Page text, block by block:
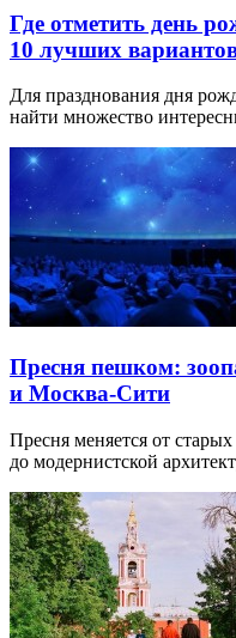
Где отметить день
10 лучших
Для празднования дня
найти множество
Пресня пешком:
и Москва-Сити
Пресня меняется от
до модернистской